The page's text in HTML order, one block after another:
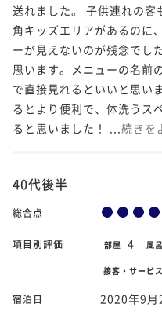
送れました。 子供連れの
角キッズエリアがあるのに
ーが見えないのが残念でし
思います。メニューの名前
で直接見れるといいと思い
るとより便利で、体洗うス
ると思いました！ ... 続きを
40代後半
総合点
項目別評価 部屋 4 風呂
接客・サービス
宿泊日 2020年9月